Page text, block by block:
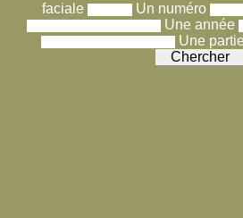
faciale Un numéro
Une année
Une